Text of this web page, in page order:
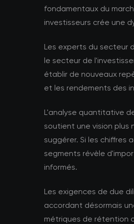
fondamentaux du
investisseurs crée une
Les experts du secteur
le secteur de
établir de nouveaux
et les rendements des
L'analyse quantitative
soutient une vision plus
suggérer. Si les chiffres
segments révèle
informés.
Les exigences de due
accordant désormais
métriques de rétention